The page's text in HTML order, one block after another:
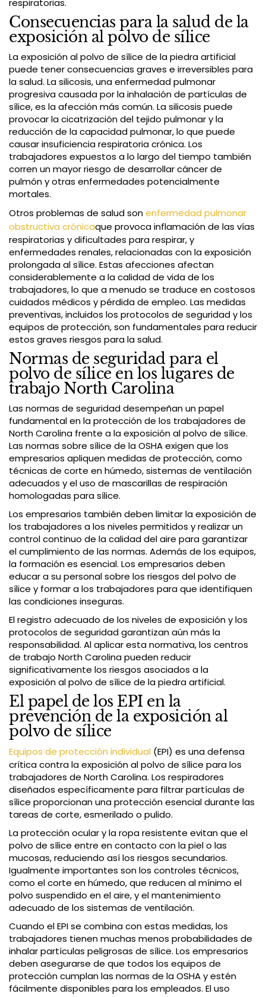
respiratorias.
Consecuencias para la salud de la
exposición al polvo de sílice
La exposición al polvo de sílice de la piedra artificial
puede tener consecuencias graves e irreversibles para
la salud. La silicosis, una enfermedad pulmonar
progresiva causada por la inhalación de partículas de
sílice, es la afección más común. La silicosis puede
provocar la cicatrización del tejido pulmonar y la
reducción de la capacidad pulmonar, lo que puede
causar insuficiencia respiratoria crónica. Los
trabajadores expuestos a lo largo del tiempo también
corren un mayor riesgo de desarrollar cáncer de
pulmón y otras enfermedades potencialmente
mortales.
Otros problemas de salud sonenfermedad pulmonar
obstructiva crónicaque provoca inflamación de las vías
respiratorias y dificultades para respirar, y
enfermedades renales, relacionadas con la exposición
prolongada al sílice. Estas afecciones afectan
considerablemente a la calidad de vida de los
trabajadores, lo que a menudo se traduce en costosos
cuidados médicos y pérdida de empleo. Las medidas
preventivas, incluidos los protocolos de seguridad y los
equipos de protección, son fundamentales para reducir
estos graves riesgos para la salud.
Normas de seguridad para el
polvo de sílice en los lugares de
trabajo North Carolina
Las normas de seguridad desempeñan un papel
fundamental en la protección de los trabajadores de
North Carolina frente a la exposición al polvo de sílice.
Las normas sobre sílice de la OSHA exigen que los
empresarios apliquen medidas de protección, como
técnicas de corte en húmedo, sistemas de ventilación
adecuados y el uso de mascarillas de respiración
homologadas para sílice.
Los empresarios también deben limitar la exposición de
los trabajadores a los niveles permitidos y realizar un
control continuo de la calidad del aire para garantizar
el cumplimiento de las normas. Además de los equipos,
la formación es esencial. Los empresarios deben
educar a su personal sobre los riesgos del polvo de
sílice y formar a los trabajadores para que identifiquen
las condiciones inseguras.
El registro adecuado de los niveles de exposición y los
protocolos de seguridad garantizan aún más la
responsabilidad. Al aplicar esta normativa, los centros
de trabajo North Carolina pueden reducir
significativamente los riesgos asociados a la
exposición al polvo de sílice de la piedra artificial.
El papel de los EPI en la
prevención de la exposición al
polvo de sílice
Equipos de protección individual (EPI) es una defensa
crítica contra la exposición al polvo de sílice para los
trabajadores de North Carolina. Los respiradores
diseñados específicamente para filtrar partículas de
sílice proporcionan una protección esencial durante las
tareas de corte, esmerilado o pulido.
La protección ocular y la ropa resistente evitan que el
polvo de sílice entre en contacto con la piel o las
mucosas, reduciendo así los riesgos secundarios.
Igualmente importantes son los controles técnicos,
como el corte en húmedo, que reducen al mínimo el
polvo suspendido en el aire, y el mantenimiento
adecuado de los sistemas de ventilación.
Cuando el EPI se combina con estas medidas, los
trabajadores tienen muchas menos probabilidades de
inhalar partículas peligrosas de sílice. Los empresarios
deben asegurarse de que todos los equipos de
protección cumplan las normas de la OSHA y estén
fácilmente disponibles para los empleados. El uso